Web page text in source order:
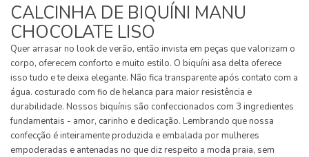
CALCINHA DE BIQUÍNI MANU
CHOCOLATE LISO
Quer arrasar no look de verão, então invista em peças que valorizam o
corpo, oferecem conforto e muito estilo. O biquíni asa delta oferece
isso tudo e te deixa elegante. Não fica transparente após contato com a
água. costurado com fio de helanca para maior resistência e
durabilidade. Nossos biquínis são confeccionados com 3 ingredientes
fundamentais - amor, carinho e dedicação. Lembrando que nossa
confecção é inteiramente produzida e embalada por mulheres
empoderadas e antenadas no que diz respeito a moda praia, sem